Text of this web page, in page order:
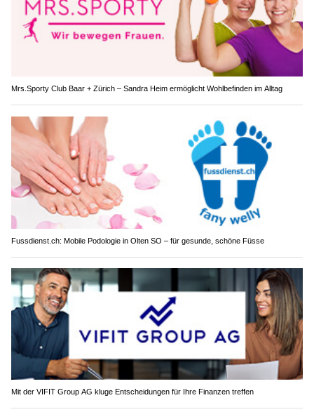
Mrs.Sporty Club Baar + Zürich – Sandra Heim ermöglicht Wohlbefinden im Alltag
Fussdienst.ch: Mobile Podologie in Olten SO – für gesunde, schöne Füsse
Mit der VIFIT Group AG kluge Entscheidungen für Ihre Finanzen treffen